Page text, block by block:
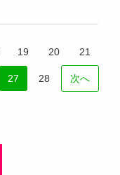
19 20 21
27 28 次へ